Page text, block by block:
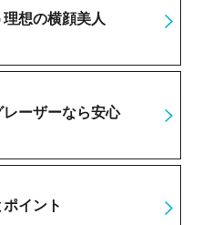
想の横顔美人
ーザーなら安心
イント